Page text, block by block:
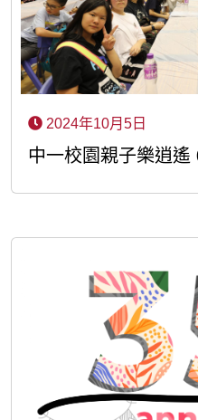
2024年10月5日
中一校園親子樂逍遙